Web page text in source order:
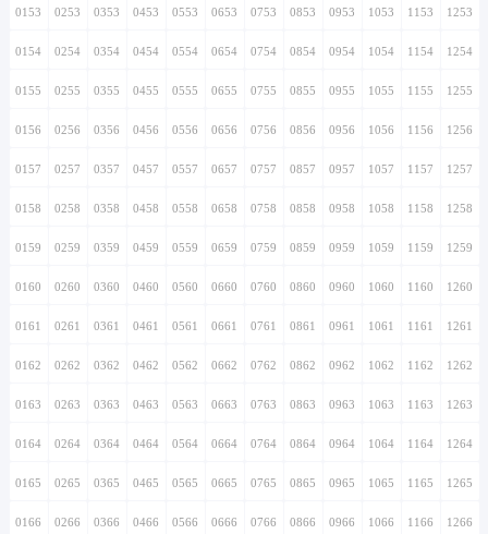
0153 0253 0353 0453 0553 0653 0753 0853 0953 1053 1153 1253
0154 0254 0354 0454 0554 0654 0754 0854 0954 1054 1154 1254
0155 0255 0355 0455 0555 0655 0755 0855 0955 1055 1155 1255
0156 0256 0356 0456 0556 0656 0756 0856 0956 1056 1156 1256
0157 0257 0357 0457 0557 0657 0757 0857 0957 1057 1157 1257
0158 0258 0358 0458 0558 0658 0758 0858 0958 1058 1158 1258
0159 0259 0359 0459 0559 0659 0759 0859 0959 1059 1159 1259
0160 0260 0360 0460 0560 0660 0760 0860 0960 1060 1160 1260
0161 0261 0361 0461 0561 0661 0761 0861 0961 1061 1161 1261
0162 0262 0362 0462 0562 0662 0762 0862 0962 1062 1162 1262
0163 0263 0363 0463 0563 0663 0763 0863 0963 1063 1163 1263
0164 0264 0364 0464 0564 0664 0764 0864 0964 1064 1164 1264
0165 0265 0365 0465 0565 0665 0765 0865 0965 1065 1165 1265
0166 0266 0366 0466 0566 0666 0766 0866 0966 1066 1166 1266